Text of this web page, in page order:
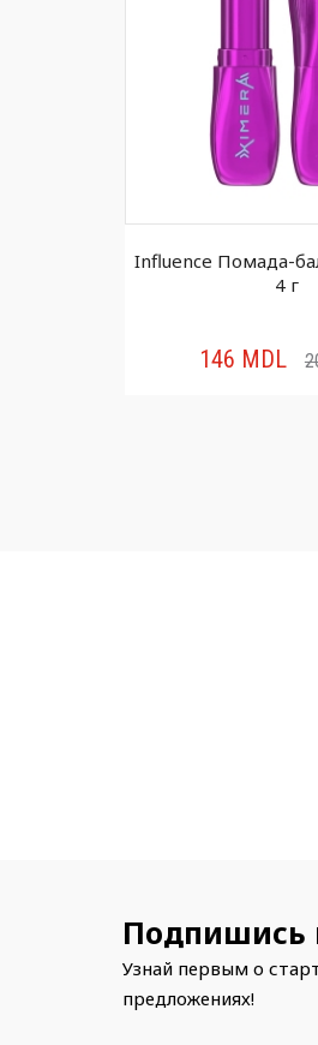
Influence Помада-
4 г
146 MDL
Подпишись
Узнай первым о
предложениях!